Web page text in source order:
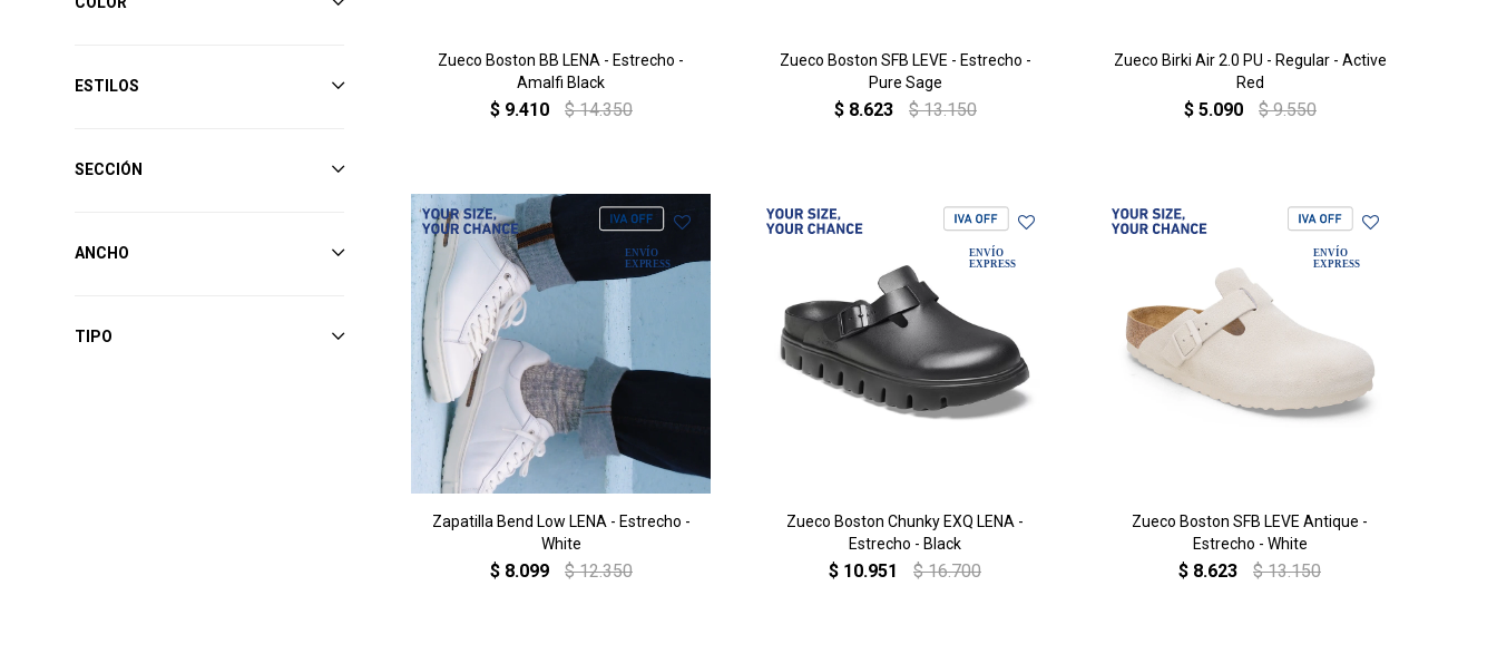
Zueco Boston BB LENA - Estrecho -
Amalfi Black
$ 9.410 $ 14.350
Zueco Boston SFB LEVE - Estrecho -
Pure Sage
$ 8.623 $ 13.150
Zueco Birki Air 2.0 PU - Regular - Active
Red
$ 5.090 $ 9.550
Zapatilla Bend Low LENA - Estrecho -
White
$ 8.099 $ 12.350
Zueco Boston Chunky EXQ LENA -
Estrecho - Black
$ 10.951 $ 16.700
Zueco Boston SFB LEVE Antique -
Estrecho - White
$ 8.623 $ 13.150
ESTILOS
SECCIÓN
ANCHO
TIPO